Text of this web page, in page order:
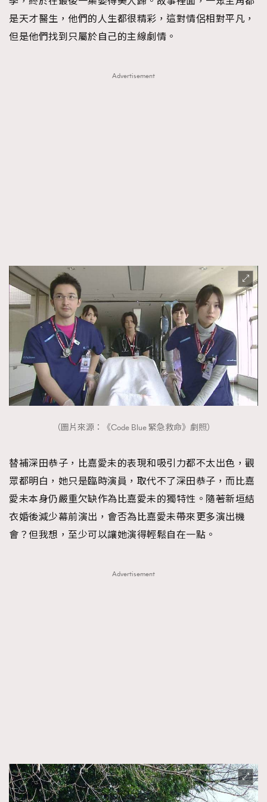
是天才醫生，他們的人生都很精彩，這對情侶相對平凡，
但是他們找到只屬於自己的主線劇情。
Advertisement
（圖片來源：《Code Blue 緊急救命》劇照）
替補深田恭子，比嘉愛未的表現和吸引力都不太出色，觀
眾都明白，她只是臨時演員，取代不了深田恭子，而比嘉
愛未本身仍嚴重欠缺作為比嘉愛未的獨特性。隨著新垣結
衣婚後減少幕前演出，會否為比嘉愛未帶來更多演出機
會？但我想，至少可以讓她演得輕鬆自在一點。
Advertisement